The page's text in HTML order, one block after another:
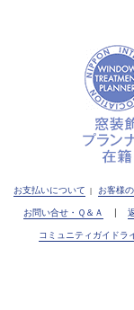
お支払いについて | お客様
お問い合せ・Ｑ＆Ａ |
コミュニティガイドラ